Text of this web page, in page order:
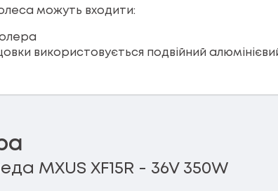
можуть входити:
використовується подвійний
MXUS XF15R - 36V 350W